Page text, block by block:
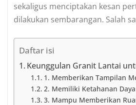
sekaligus menciptakan kesan
dilakukan sembarangan. Salah
Daftar isi
Keunggulan Granit Lantai
1. Memberikan Tampilan
2. Memiliki Ketahanan
3. Mampu Memberikan